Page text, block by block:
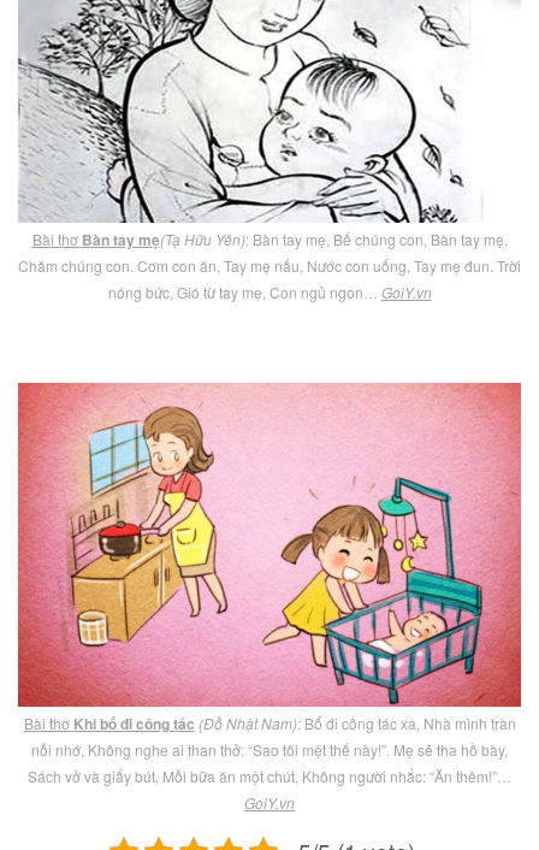
Bài thơ Bàn tay mẹ(Tạ Hữu Yên): Bàn tay mẹ, Bế chúng con, Bàn tay mẹ,
Chăm chúng con. Cơm con ăn, Tay mẹ nấu, Nước con uống, Tay mẹ đun. Trời
nóng bức, Gió từ tay mẹ, Con ngủ ngon… GoiY.vn
Bài thơ Khi bố đi công tác (Đỗ Nhật Nam): Bố đi công tác xa, Nhà mình tràn
nỗi nhớ, Không nghe ai than thở: “Sao tôi mệt thế này!”. Mẹ sẽ tha hồ bày,
Sách vở và giấy bút, Mỗi bữa ăn một chút, Không người nhắc: “Ăn thêm!”…
GoiY.vn